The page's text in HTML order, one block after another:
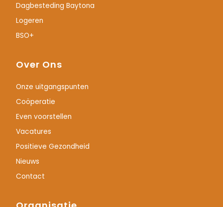
Dagbesteding Baytona
Logeren
BSO+
Over Ons
Onze uitgangspunten
Coöperatie
Even voorstellen
Vacatures
Positieve Gezondheid
Nieuws
Contact